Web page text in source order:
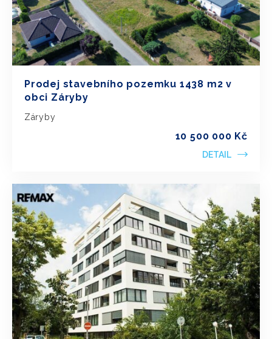
Prodej stavebního pozemku 1438 m2 v
obci Záryby
Záryby
10 500 000 Kč
DETAIL